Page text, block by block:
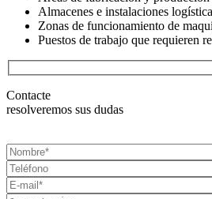
Almacenes e instalaciones
Zonas de funcionamiento de
Puestos de trabajo que requieren
Contacte
resolveremos sus dudas